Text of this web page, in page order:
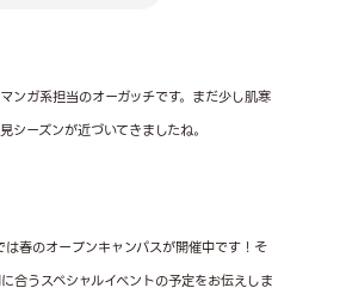
ンガ系担当のオーガッチです。まだ少し肌寒
シーズンが近づいてきましたね。
春のオープンキャンパスが開催中です！そ
合うスペシャルイベントの予定をお伝えしま